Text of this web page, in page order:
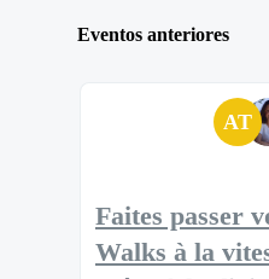
Eventos anteriores
AT
Faites passer
Walks à la